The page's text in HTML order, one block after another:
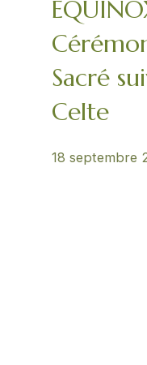
Sacré
Celte
18 septembre